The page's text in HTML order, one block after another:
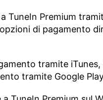
TuneIn Premium
di pagamento
tramite iTunes,
tramite Google